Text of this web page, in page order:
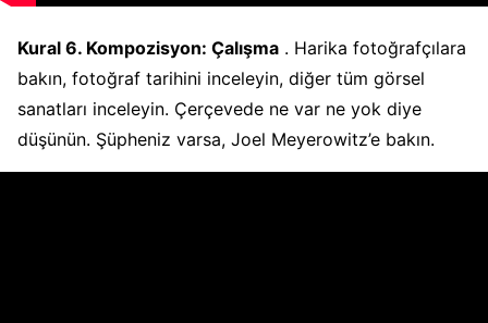
Kural 6. Kompozisyon: Çalışma . Harika fotoğrafçılara
bakın, fotoğraf tarihini inceleyin, diğer tüm görsel
sanatları inceleyin. Çerçevede ne var ne yok diye
düşünün. Şüpheniz varsa, Joel Meyerowitz’e bakın.